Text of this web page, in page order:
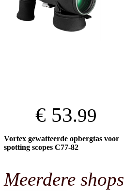
€ 53.99
Vortex gewatteerde opbergtas voor
spotting scopes C77-82
Meerdere shops